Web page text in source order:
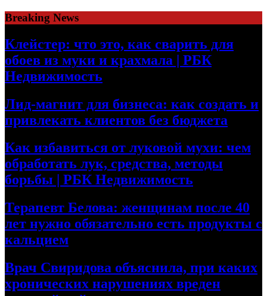
Skip
to
content
Breaking News
Клейстер: что это, как сварить для
обоев из муки и крахмала | РБК
Недвижимость
Лид-магнит для бизнеса: как создать и
привлекать клиентов без бюджета
Как избавиться от луковой мухи: чем
обработать лук, средства, методы
борьбы | РБК Недвижимость
Терапевт Белова: женщинам после 40
лет нужно обязательно есть продукты с
кальцием
Врач Свиридова объяснила, при каких
хронических нарушениях вреден